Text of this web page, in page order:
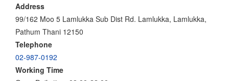
Address
99/162 Moo 5 Lamlukka Sub Dist Rd. Lamlukka, Lamlukka,
Pathum Thani 12150
Telephone
02-987-0192
Working Time